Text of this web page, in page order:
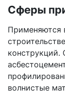
Сферы
Применяются
волнистые